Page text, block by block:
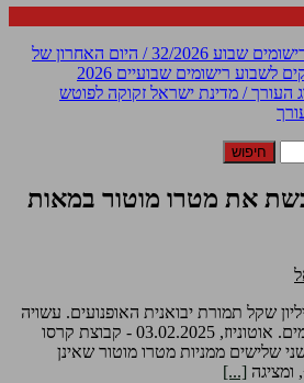
רישומים שבוע 32/2026 / היום האחרון של
לשבוע רישומים שבועיים 2026
העורך / מדינת ישראל זקוקה לפוטש
את מטרו מוטור במאות
מוטורס תשלם 210 מיליון שקל תמורת יבואנית האופנועים. עשויה
לקבל החזרים בתנאים מסוימים. אוטוניוז, 03.02.2025 - קבוצת קרסו
שלישים ממניות מטרו מוטור שאינן
[...]